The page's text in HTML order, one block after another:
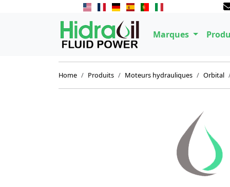
Marques
Home Produits Moteurs hydrauliques Orbital